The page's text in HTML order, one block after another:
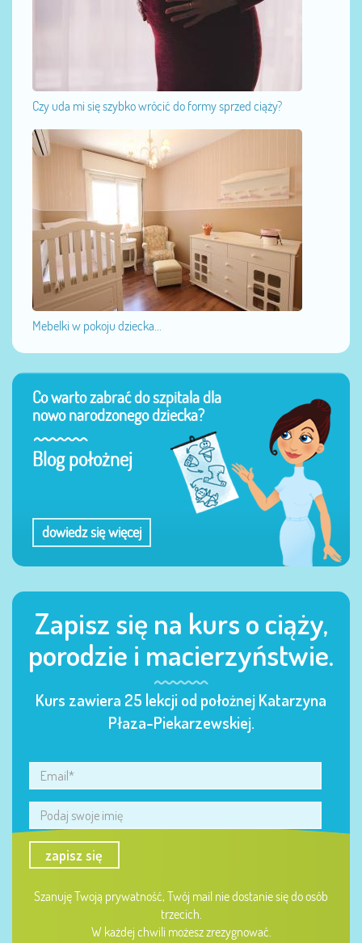
Czy uda mi się szybko wrócić do formy sprzed ciąży?
Mebelki w pokoju dziecka...
Co warto zabrać do szpitala dla
nowo narodzonego dziecka?
Blog położnej
dowiedz się więcej
Zapisz się na kurs o ciąży,
porodzie i macierzyństwie.
Kurs zawiera 25 lekcji od położnej Katarzyna
Płaza-Piekarzewskiej.
zapisz się
Szanuję Twoją prywatność, Twój mail nie dostanie się do osób
trzecich.
W każdej chwili możesz zrezygnować.